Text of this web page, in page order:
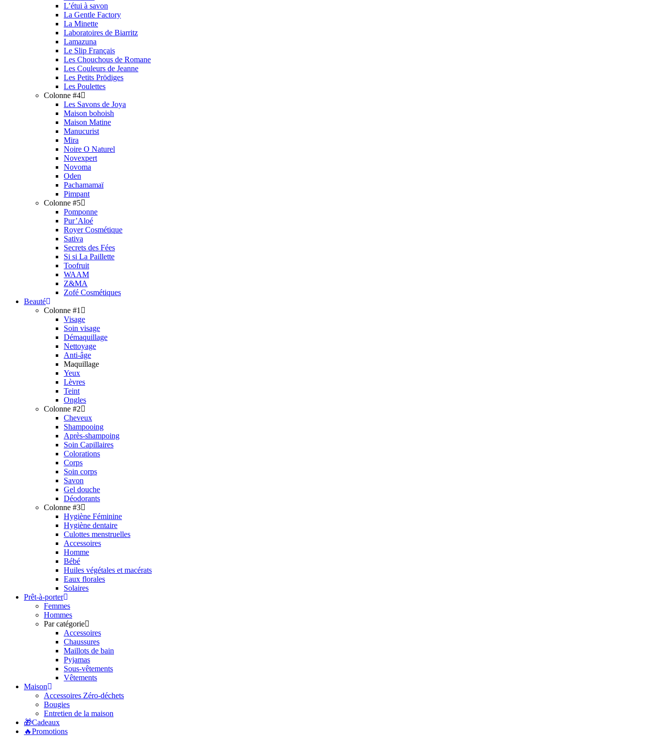
L’étui à savon
La Gentle Factory
La Minette
Laboratoires de Biarritz
Lamazuna
Le Slip Français
Les Chouchous de Romane
Les Couleurs de Jeanne
Les Petits Prödiges
Les Poulettes
Colonne #4
Les Savons de Joya
Maison bohoish
Maison Matine
Manucurist
Mira
Noire O Naturel
Novexpert
Novoma
Oden
Pachamamaï
Pimpant
Colonne #5
Pomponne
Pur’Aloé
Royer Cosmétique
Sativa
Secrets des Fées
Si si La Paillette
Toofruit
WAAM
Z&MA
Zofé Cosmétiques
Beauté
Colonne #1
Visage
Soin visage
Démaquillage
Nettoyage
Anti-âge
Maquillage
Yeux
Lèvres
Teint
Ongles
Colonne #2
Cheveux
Shampooing
Après-shampoing
Soin Capillaires
Colorations
Corps
Soin corps
Savon
Gel douche
Déodorants
Colonne #3
Hygiène Féminine
Hygiène dentaire
Culottes menstruelles
Accessoires
Homme
Bébé
Huiles végétales et macérats
Eaux florales
Solaires
Prêt-à-porter
Femmes
Hommes
Par catégorie
Accessoires
Chaussures
Maillots de bain
Pyjamas
Sous-vêtements
Vêtements
Maison
Accessoires Zéro-déchets
Bougies
Entretien de la maison
🎁Cadeaux
🔥Promotions